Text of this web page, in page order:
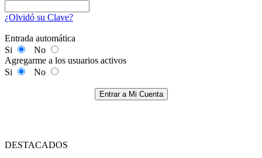
¿Olvidó su Clave?
Entrada automática
Si
No
Agregarme a los usuarios activos
Si
No
Entrar a Mi Cuenta
DESTACADOS